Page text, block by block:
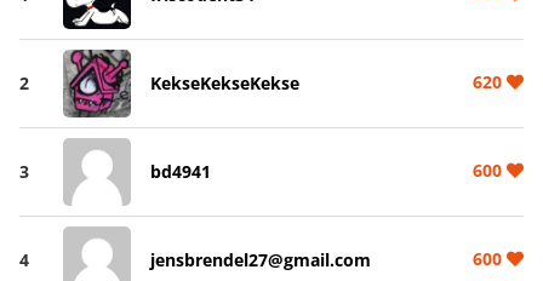
2 KekseKekseKekse 620
3 bd4941 600
4 jensbrendel27@gmail.com 600